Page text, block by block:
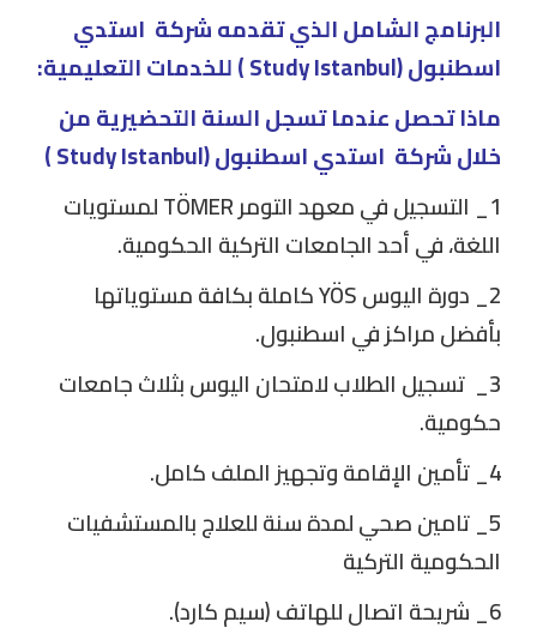
البرنامج الشامل الذي تقدمه شركة استدي
اسطنبول (Study Istanbul ) للخدمات التعليمية:
ماذا تحصل عندما تسجل السنة التحضيرية من
خلال شركة استدي اسطنبول (Study Istanbul )
1_ التسجيل في معهد التومر TÖMER لمستويات
اللغة، في أحد الجامعات التركية الحكومية.
2_ دورة اليوس YÖS كاملة بكافة مستوياتها
بأفضل مراكز في اسطنبول.
3_ تسجيل الطلاب لامتحان اليوس بثلاث جامعات
حكومية.
4_ تأمين الإقامة وتجهيز الملف كامل.
5_ تامين صحي لمدة سنة للعلاج بالمستشفيات
الحكومية التركية
6_ شريحة اتصال للهاتف (سيم كارد).